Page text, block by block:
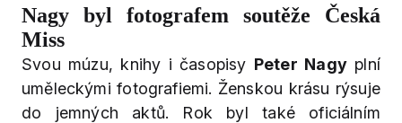
Nagy byl fotografem soutěže Česká
Miss
Svou múzu, knihy i časopisy Peter Nagyplní
uměleckými fotografiemi. Ženskou krásu rýsuje
do jemných aktů. Rok byl také oficiálním